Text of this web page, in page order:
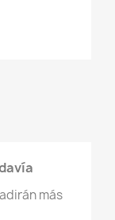
más